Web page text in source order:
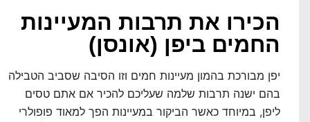
הכירו את תרבות המעיינות
החמים ביפן (אונסן)
יפן מבורכת בהמון מעיינות חמים וזו הסיבה שסביב הטבילה
בהם ישנה תרבות שלמה שעליכם להכיר אם אתם טסים
ליפן, במיוחד כאשר הביקור במעיינות הפך למאוד פופולרי